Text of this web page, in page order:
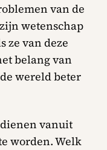
van de
wetenschap
ze van deze
belang van
wereld beter
vanuit
worden. Welk